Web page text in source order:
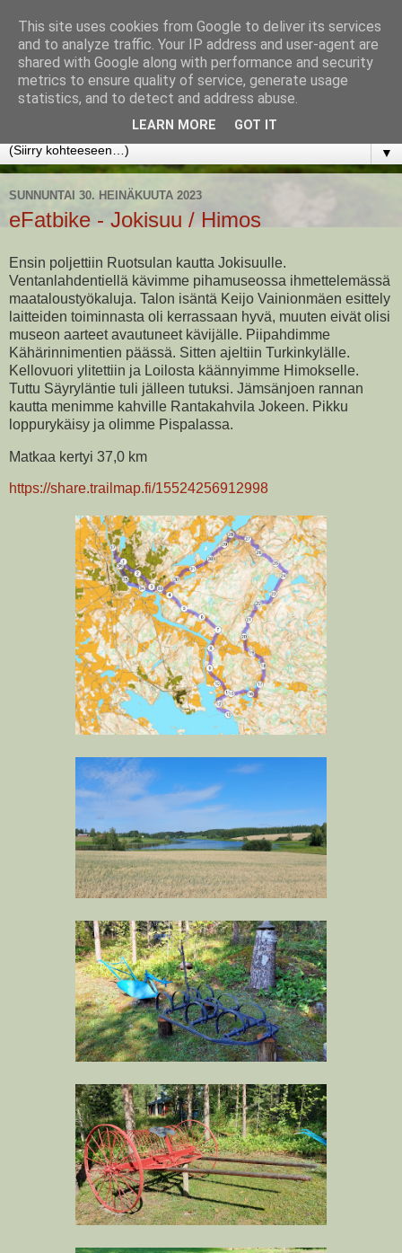
www.jyrkikokko.fi
Uusi Suunta - Jokainen hetki tarjoaa tilaisuuden muuttaa
▼
SUNNUNTAI 30. HEINÄKUUTA 2023
eFatbike - Jokisuu / Himos
Ensin poljettiin Ruotsulan kautta Jokisuulle.
Ventanlahdentiellä kävimme pihamuseossa ihmettelemässä
maataloustyökaluja. Talon isäntä Keijo Vainionmäen esittely
laitteiden toiminnasta oli kerrassaan hyvä, muuten eivät olisi
museon aarteet avautuneet kävijälle. Piipahdimme
Kähärinnimentien päässä. Sitten ajeltiin Turkinkylälle.
Kellovuori ylitettiin ja Loilosta käännyimme Himokselle.
Tuttu Säyryläntie tuli jälleen tutuksi. Jämsänjoen rannan
kautta menimme kahville Rantakahvila Jokeen. Pikku
loppurykäisy ja olimme Pispalassa.
Matkaa kertyi 37,0 km
https://share.trailmap.fi/15524256912998
This site uses cookies from Google to deliver its services
and to analyze traffic. Your IP address and user-agent are
shared with Google along with performance and security
metrics to ensure quality of service, generate usage
statistics, and to detect and address abuse.
LEARN MORE GOT IT